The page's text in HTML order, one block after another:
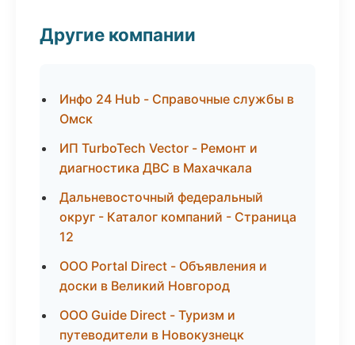
Другие компании
Инфо 24 Hub - Справочные службы в
Омск
ИП TurboTech Vector - Ремонт и
диагностика ДВС в Махачкала
Дальневосточный федеральный
округ - Каталог компаний - Страница
12
ООО Portal Direct - Объявления и
доски в Великий Новгород
ООО Guide Direct - Туризм и
путеводители в Новокузнецк